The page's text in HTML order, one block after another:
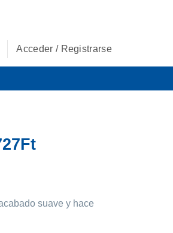
Acceder / Registrarse
suave y hace